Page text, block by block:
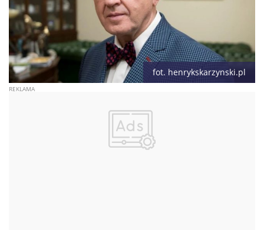
fot. henrykskarzynski.pl